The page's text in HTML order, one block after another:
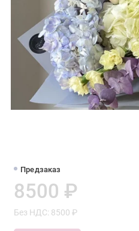
Предзаказ
8500 ₽
Без НДС: 8500 ₽